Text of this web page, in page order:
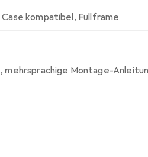
Case kompatibel, Fullframe
,mehrsprachige Montage-